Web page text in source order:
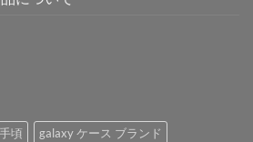
頃
galaxy ケース ブランド